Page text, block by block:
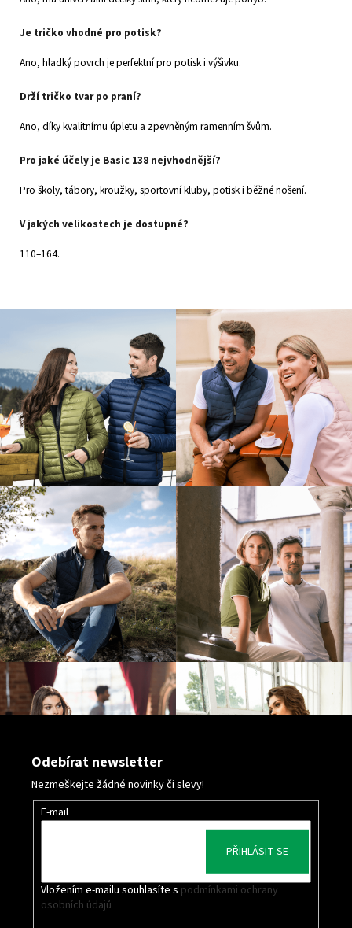
Je tričko vhodné pro potisk?
Ano, hladký povrch je perfektní pro potisk i výšivku.
Drží tričko tvar po praní?
Ano, díky kvalitnímu úpletu a zpevněným ramenním švům.
Pro jaké účely je Basic 138 nejvhodnější?
Pro školy, tábory, kroužky, sportovní kluby, potisk i běžné nošení.
V jakých velikostech je dostupné?
110–164.
Odebírat newsletter
Nezmeškejte žádné novinky či slevy!
E-mail
Vložením e-mailu souhlasíte s podmínkami ochrany
osobních údajů
PŘIHLÁSIT SE